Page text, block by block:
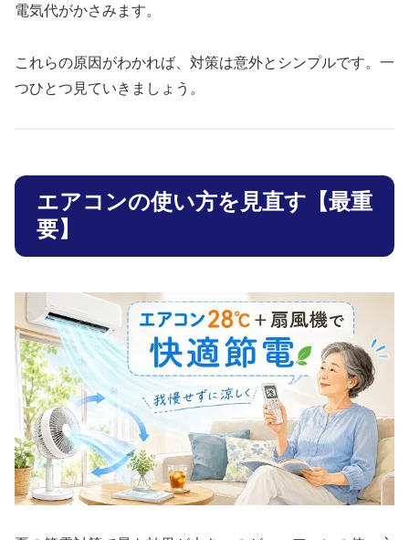
電気代がかさみます。
これらの原因がわかれば、対策は意外とシンプルです。一
つひとつ見ていきましょう。
エアコンの使い方を見直す【最重
要】